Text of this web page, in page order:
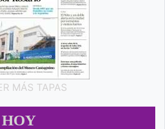
MÁS TAPAS